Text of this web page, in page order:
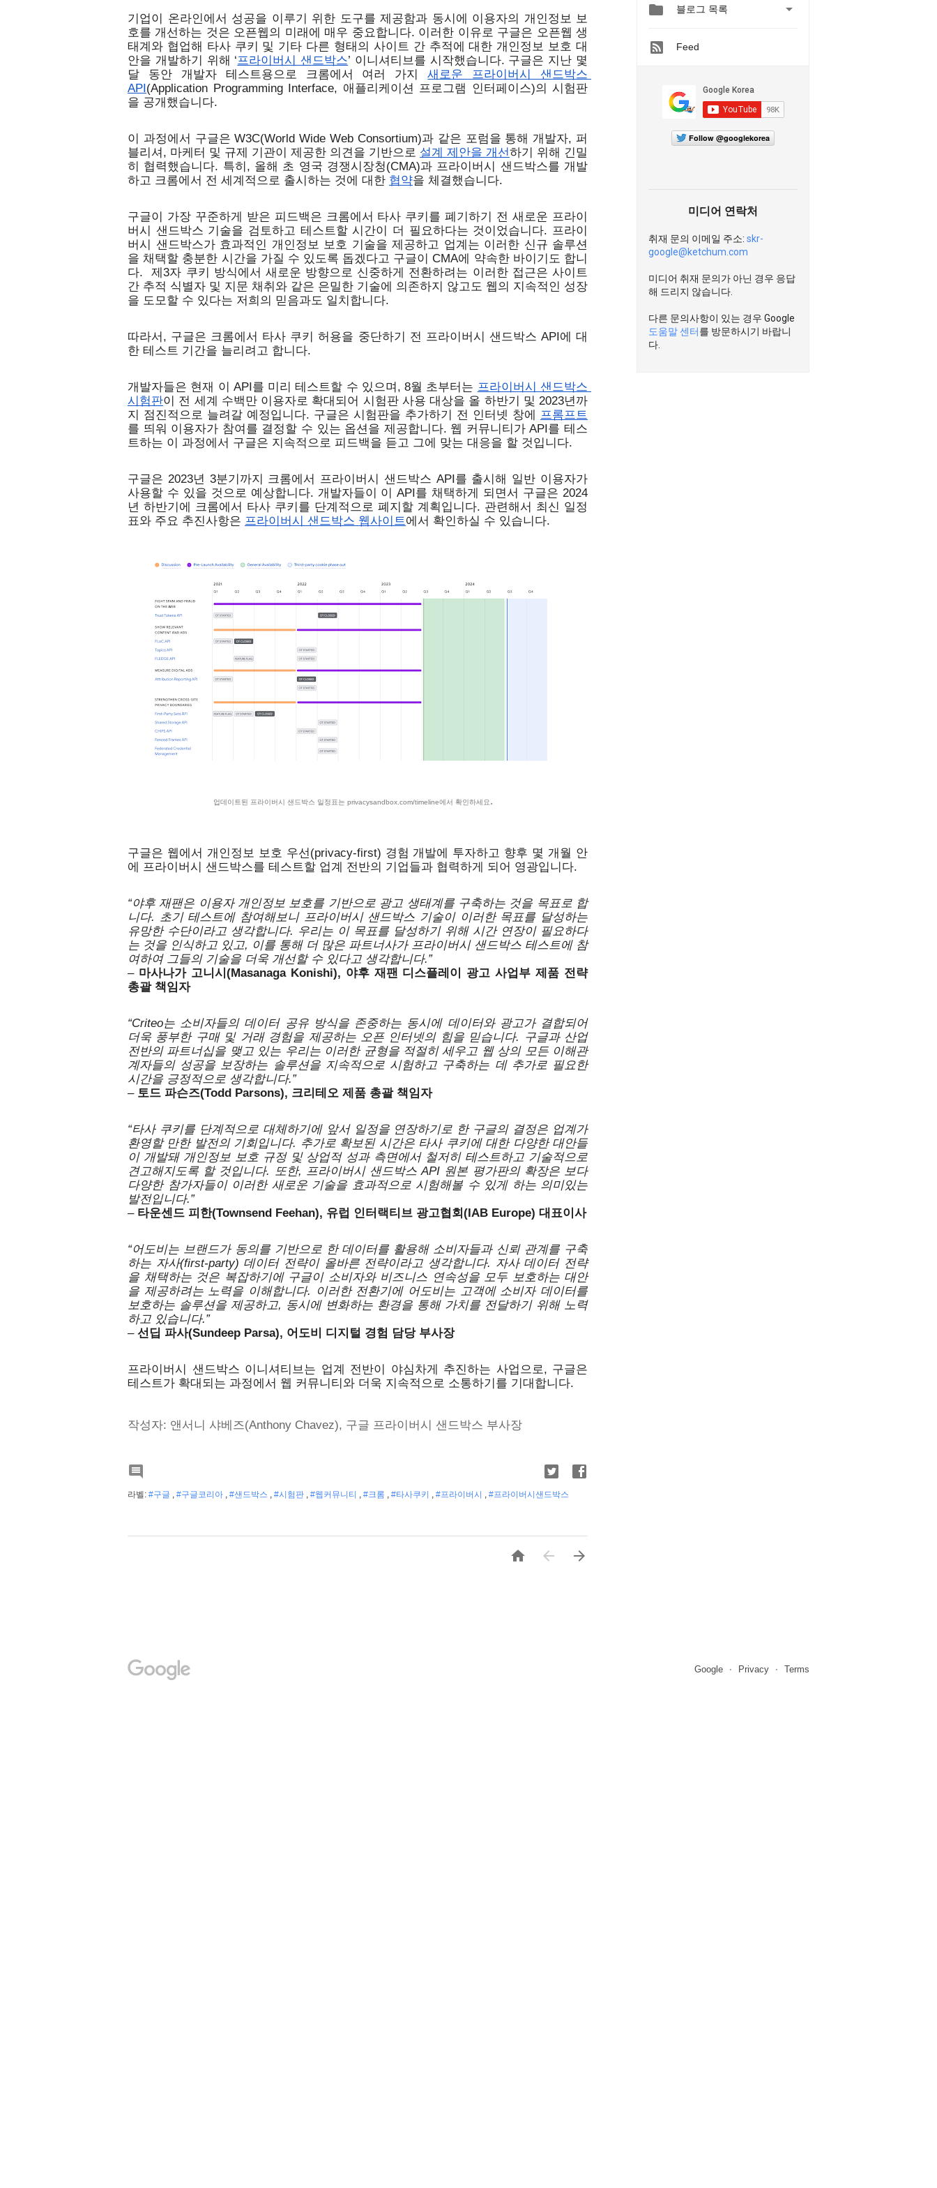
기업이 온라인에서 성공을 이루기 위한 도구를 제공함과 동시에 이용자의 개인정보 보
호를 개선하는 것은 오픈웹의 미래에 매우 중요합니다. 이러한 이유로 구글은 오픈웹 생
태계와 협업해 타사 쿠키 및 기타 다른 형태의 사이트 간 추적에 대한 개인정보 보호 대
안을 개발하기 위해 ‘프라이버시 샌드박스’ 이니셔티브를 시작했습니다. 구글은 지난 몇
달 동안 개발자 테스트용으로 크롬에서 여러 가지 새로운 프라이버시 샌드박스
API(Application Programming Interface, 애플리케이션 프로그램 인터페이스)의 시험판
을 공개했습니다.
이 과정에서 구글은 W3C(World Wide Web Consortium)과 같은 포럼을 통해 개발자, 퍼
블리셔, 마케터 및 규제 기관이 제공한 의견을 기반으로 설계 제안을 개선하기 위해 긴밀
히 협력했습니다. 특히, 올해 초 영국 경쟁시장청(CMA)과 프라이버시 샌드박스를 개발
하고 크롬에서 전 세계적으로 출시하는 것에 대한 협약을 체결했습니다.
구글이 가장 꾸준하게 받은 피드백은 크롬에서 타사 쿠키를 폐기하기 전 새로운 프라이
버시 샌드박스 기술을 검토하고 테스트할 시간이 더 필요하다는 것이었습니다. 프라이
버시 샌드박스가 효과적인 개인정보 보호 기술을 제공하고 업계는 이러한 신규 솔루션
을 채택할 충분한 시간을 가질 수 있도록 돕겠다고 구글이 CMA에 약속한 바이기도 합니
다.  제3자 쿠키 방식에서 새로운 방향으로 신중하게 전환하려는 이러한 접근은 사이트
간 추적 식별자 및 지문 채취와 같은 은밀한 기술에 의존하지 않고도 웹의 지속적인 성장
을 도모할 수 있다는 저희의 믿음과도 일치합니다.
따라서, 구글은 크롬에서 타사 쿠키 허용을 중단하기 전 프라이버시 샌드박스 API에 대
한 테스트 기간을 늘리려고 합니다.
개발자들은 현재 이 API를 미리 테스트할 수 있으며, 8월 초부터는 프라이버시 샌드박스
시험판이 전 세계 수백만 이용자로 확대되어 시험판 사용 대상을 올 하반기 및 2023년까
지 점진적으로 늘려갈 예정입니다. 구글은 시험판을 추가하기 전 인터넷 창에 프롬프트
를 띄워 이용자가 참여를 결정할 수 있는 옵션을 제공합니다. 웹 커뮤니티가 API를 테스
트하는 이 과정에서 구글은 지속적으로 피드백을 듣고 그에 맞는 대응을 할 것입니다.
구글은 2023년 3분기까지 크롬에서 프라이버시 샌드박스 API를 출시해 일반 이용자가
사용할 수 있을 것으로 예상합니다. 개발자들이 이 API를 채택하게 되면서 구글은 2024
년 하반기에 크롬에서 타사 쿠키를 단계적으로 폐지할 계획입니다. 관련해서 최신 일정
표와 주요 추진사항은 프라이버시 샌드박스 웹사이트에서 확인하실 수 있습니다.
                                         업데이트된 프라이버시 샌드박스 일정표는 privacysandbox.com/timeline에서 확인하세요
.
구글은 웹에서 개인정보 보호 우선(privacy-first) 경험 개발에 투자하고 향후 몇 개월 안
에 프라이버시 샌드박스를 테스트할 업계 전반의 기업들과 협력하게 되어 영광입니다.
“야후 재팬은 이용자 개인정보 보호를 기반으로 광고 생태계를 구축하는 것을 목표로 합
니다. 초기 테스트에 참여해보니 프라이버시 샌드박스 기술이 이러한 목표를 달성하는
유망한 수단이라고 생각합니다. 우리는 이 목표를 달성하기 위해 시간 연장이 필요하다
는 것을 인식하고 있고, 이를 통해 더 많은 파트너사가 프라이버시 샌드박스 테스트에 참
여하여 그들의 기술을 더욱 개선할 수 있다고 생각합니다.”
– 마사나가 고니시(Masanaga Konishi), 야후 재팬 디스플레이 광고 사업부 제품 전략
총괄 책임자
“Criteo는 소비자들의 데이터 공유 방식을 존중하는 동시에 데이터와 광고가 결합되어
더욱 풍부한 구매 및 거래 경험을 제공하는 오픈 인터넷의 힘을 믿습니다. 구글과 산업
전반의 파트너십을 맺고 있는 우리는 이러한 균형을 적절히 세우고 웹 상의 모든 이해관
계자들의 성공을 보장하는 솔루션을 지속적으로 시험하고 구축하는 데 추가로 필요한
시간을 긍정적으로 생각합니다.”
– 토드 파슨즈(Todd Parsons), 크리테오 제품 총괄 책임자
“타사 쿠키를 단계적으로 대체하기에 앞서 일정을 연장하기로 한 구글의 결정은 업계가
환영할 만한 발전의 기회입니다. 추가로 확보된 시간은 타사 쿠키에 대한 다양한 대안들
이 개발돼 개인정보 보호 규정 및 상업적 성과 측면에서 철저히 테스트하고 기술적으로
견고해지도록 할 것입니다. 또한, 프라이버시 샌드박스 API 원본 평가판의 확장은 보다
다양한 참가자들이 이러한 새로운 기술을 효과적으로 시험해볼 수 있게 하는 의미있는
발전입니다.”
– 타운센드 피한(Townsend Feehan), 유럽 인터랙티브 광고협회(IAB Europe) 대표이사
“어도비는 브랜드가 동의를 기반으로 한 데이터를 활용해 소비자들과 신뢰 관계를 구축
하는 자사(first-party) 데이터 전략이 올바른 전략이라고 생각합니다. 자사 데이터 전략
을 채택하는 것은 복잡하기에 구글이 소비자와 비즈니스 연속성을 모두 보호하는 대안
을 제공하려는 노력을 이해합니다. 이러한 전환기에 어도비는 고객에 소비자 데이터를
보호하는 솔루션을 제공하고, 동시에 변화하는 환경을 통해 가치를 전달하기 위해 노력
하고 있습니다.”
– 선딥 파사(Sundeep Parsa), 어도비 디지털 경험 담당 부사장
프라이버시 샌드박스 이니셔티브는 업계 전반이 야심차게 추진하는 사업으로, 구글은
테스트가 확대되는 과정에서 웹 커뮤니티와 더욱 지속적으로 소통하기를 기대합니다.
작성자: 앤서니 샤베즈(Anthony Chavez), 구글 프라이버시 샌드박스 부사장

라벨: #구글 , #구글코리아 , #샌드박스 , #시험판 , #웹커뮤니티 , #크롬 , #타사쿠키 , #프라이버시 , #프라이버시샌드박스
  
 블로그 목록 
Feed
Follow @googlekorea
미디어 연락처
취재 문의 이메일 주소: skr-
google@ketchum.com
미디어 취재 문의가 아닌 경우 응답
해 드리지 않습니다.
다른 문의사항이 있는 경우 Google
도움말 센터를 방문하시기 바랍니
다.
Google Privacy Terms